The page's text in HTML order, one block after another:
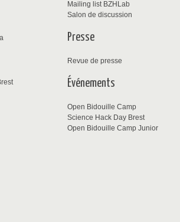
Mailing list BZHLab
Salon de discussion
Presse
Revue de presse
Événements
Open Bidouille Camp
Science Hack Day Brest
Open Bidouille Camp Junior